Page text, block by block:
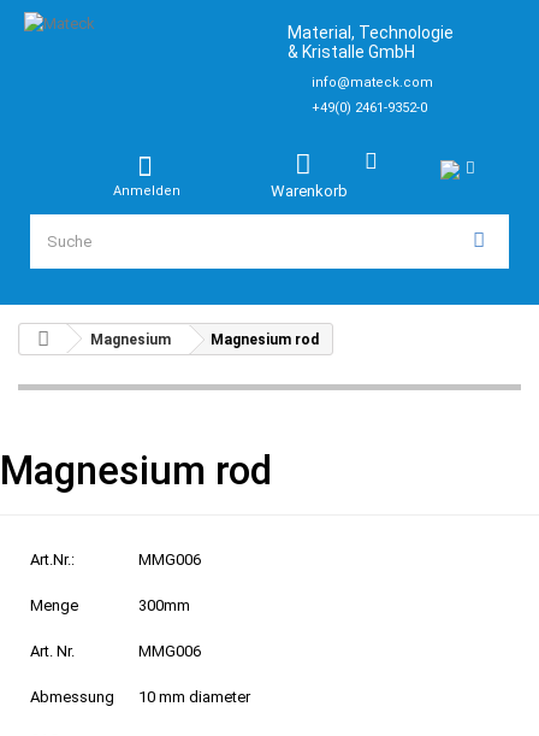
Material, Technologie
& Kristalle GmbH
info@mateck.com
+49(0) 2461-9352-0
Warenkorb
Anmelden
Magnesium Magnesium rod
Magnesium rod
Art.Nr.: MMG006
Menge 300mm
Art. Nr. MMG006
Abmessung 10 mm diameter